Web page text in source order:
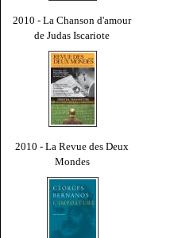
2010 - La Chanson d'amour
de Judas Iscariote
2010 - La Revue des Deux
Mondes